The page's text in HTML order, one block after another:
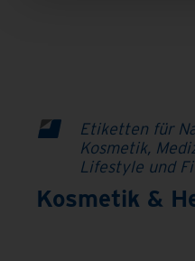
Etiketten für
Kosmetik,
Lifestyle und
Kosmetik &